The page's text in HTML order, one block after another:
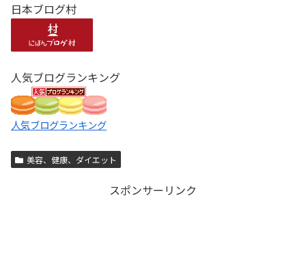
日本ブログ村
人気ブログランキング
人気ブログランキング
美容、健康、ダイエット
スポンサーリンク